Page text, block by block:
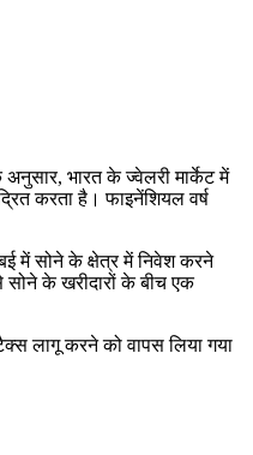
भारत के ज्वेलरी मार्केट में
करता है। फाइनेंशियल वर्ष
में सोने के क्षेत्र में निवेश करने
सोने के खरीदारों के बीच एक
लागू करने को वापस लिया गया